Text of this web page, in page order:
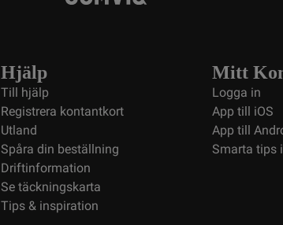
Hjälp
Till hjälp
Registrera kontantkort
Utland
Spåra din beställning
Driftinformation
Se täckningskarta
Tips & inspiration
Mitt
Logga in
App till iOS
App till
Smarta tips